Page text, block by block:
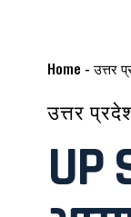
Home -उत्तर
उत्तर
UP